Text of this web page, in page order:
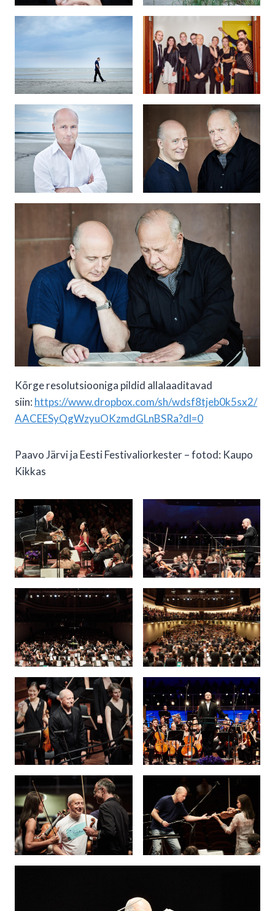
Kõrge resolutsiooniga pildid allalaaditavad
siin: https://www.dropbox.com/sh/wdsf8tjeb0k5sx2/
AACEESyQgWzyuOKzmdGLnBSRa?dl=0
Paavo Järvi ja Eesti Festivaliorkester – fotod: Kaupo
Kikkas